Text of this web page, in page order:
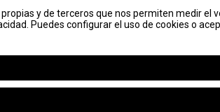
y de terceros que nos permiten medir el
Puedes configurar el uso de cookies o